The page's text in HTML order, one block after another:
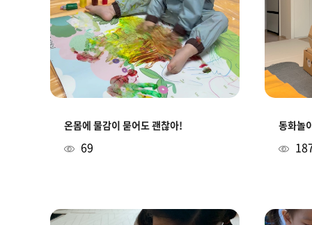
온몸에 물감이 묻어도 괜찮아!
69
동화놀